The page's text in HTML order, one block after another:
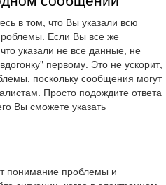
в том, что Вы указали всю
Если Вы все же
указали не все данные, не
первому. Это не ускорит,
поскольку сообщения могут
Просто подождите ответа
Вы сможете указать
понимание проблемы и